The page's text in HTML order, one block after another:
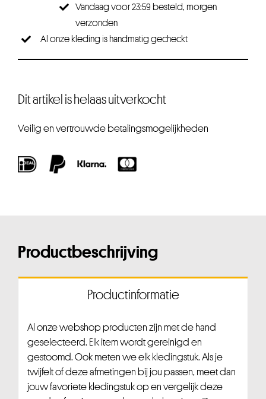
Vandaag voor 23:59 besteld, morgen
verzonden
Al onze kleding is handmatig gecheckt
Dit artikel is helaas uitverkocht
Veilig en vertrouwde betalingsmogelijkheden
Productbeschrijving
Productinformatie
Al onze webshop producten zijn met de hand
geselecteerd. Elk item wordt gereinigd en
gestoomd. Ook meten we elk kledingstuk. Als je
twijfelt of deze afmetingen bij jou passen, meet dan
jouw favoriete kledingstuk op en vergelijk deze